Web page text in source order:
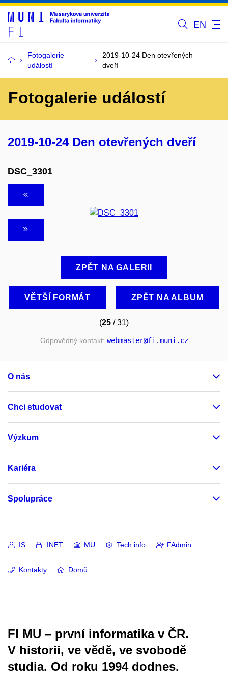
EN
Fotogalerie
událostí
2019-10-24 Den otevřených
dveří
Fotogalerie událostí
2019-10-24 Den otevřených dveří
DSC_3301
ZPĚT NA GALERII
VĚTŠÍ FORMÁT ZPĚT NA ALBUM
(25 / 31)
Odpovědný kontakt: webmaster@fi.muni.cz
O nás
Chci studovat
Výzkum
Kariéra
Spolupráce
IS INET MU Tech info FAdmin
Kontakty Domů
FI MU – první informatika v ČR.
V historii, ve vědě, ve svobodě
studia. Od roku 1994 dodnes.